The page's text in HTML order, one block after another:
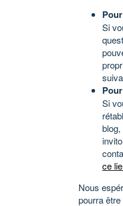
Si
Si
ce
Nous
pourra